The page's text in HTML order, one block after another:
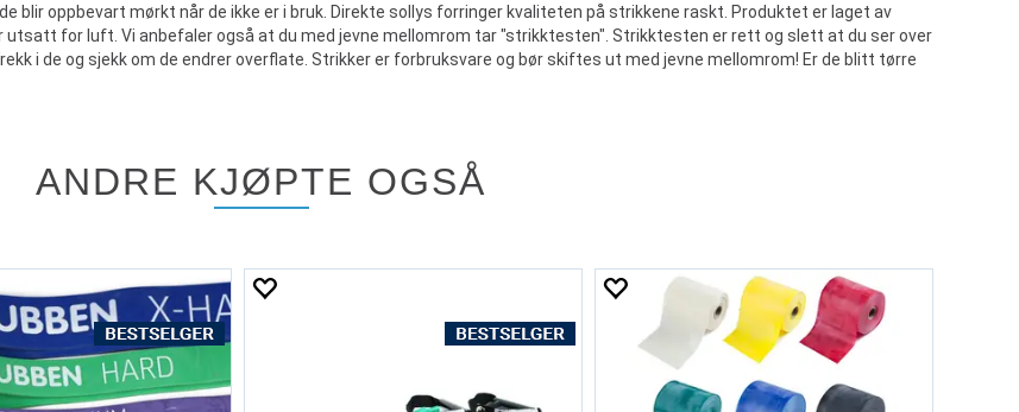
blir oppbevart mørkt når de ikke er i bruk. Direkte sollys forringer kvaliteten på strikkene raskt. Produktet er laget av
utsatt for luft. Vi anbefaler også at du med jevne mellomrom tar "strikktesten". Strikktesten er rett og slett at du ser over
i de og sjekk om de endrer overflate. Strikker er forbruksvare og bør skiftes ut med jevne mellomrom! Er de blitt tørre
ANDRE KJØPTE OGSÅ